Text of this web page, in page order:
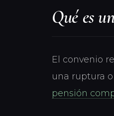
Qué es
El convenio
una ruptura
pensión